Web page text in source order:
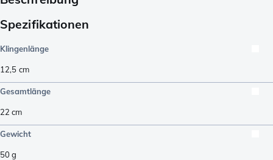
Spezifikationen
Klingenlänge
12,5 cm
Gesamtlänge
22 cm
Gewicht
50g